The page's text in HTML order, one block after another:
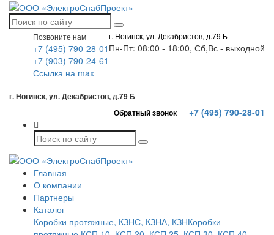
г. Ногинск, ул. Декабристов, д.79 Б
Пн-Пт: 08:00 - 18:00, Сб,Вс - выходной
Позвоните нам
+7 (495) 790-28-01
+7 (903) 790-24-61
Ссылка на max
г. Ногинск, ул. Декабристов, д.79 Б
Обратный звонок
+7 (495) 790-28-01
Главная
О компании
Партнеры
Каталог
Коробки протяжные, КЗНС, КЗНА, КЗНКоробки